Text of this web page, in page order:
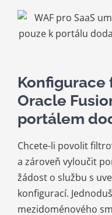
Konfigurace
Oracle
portálem
Chcete-li povolit
a zároveň vyloučit
žádost o službu s
konfigurací.
mezidoménového